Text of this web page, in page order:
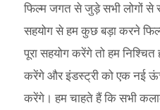
फिल्म जगत से जुड़े सभी लोगों से
सहयोग से हम कुछ बड़ा करने
पूरा सहयोग करेंगे तो हम
करेंगे और इंडस्ट्री को एक नई
करेंगे। हम चाहते हैं कि सभी